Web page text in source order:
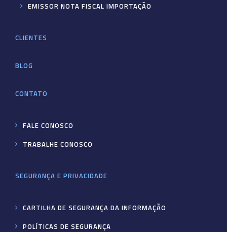
EMISSOR NOTA FISCAL IMPORTAÇÃO
CLIENTES
BLOG
CONTATO
FALE CONOSCO
TRABALHE CONOSCO
SEGURANÇA E PRIVACIDADE
CARTILHA DE SEGURANÇA DA INFORMAÇÃO
POLÍTICAS DE SEGURANÇA